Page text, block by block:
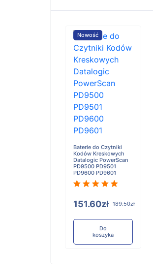
Nowość
Baterie do Czytniki
Kodów Kreskowych
Datalogic PowerScan
PD9500 PD9501
PD9600 PD9601
151.60zł 189.50zł
Do
koszyka